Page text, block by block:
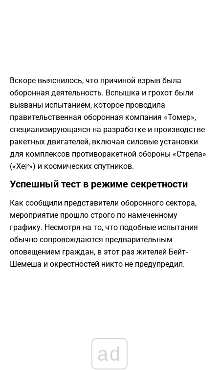
​Вскоре выяснилось, что причиной взрыв была
оборонная деятельность. Вспышка и грохот были
вызваны испытанием, которое проводила
правительственная оборонная компания «Томер»,
специализирующаяся на разработке и производстве
ракетных двигателей, включая силовые установки
для комплексов противоракетной обороны «Стрела»
(«Хеץ») и космических спутников.
​Успешный тест в режиме секретности
​Как сообщили представители оборонного сектора,
мероприятие прошло строго по намеченному
графику. Несмотря на то, что подобные испытания
обычно сопровождаются предварительным
оповещением граждан, в этот раз жителей Бейт-
Шемеша и окрестностей никто не предупредил.
ad